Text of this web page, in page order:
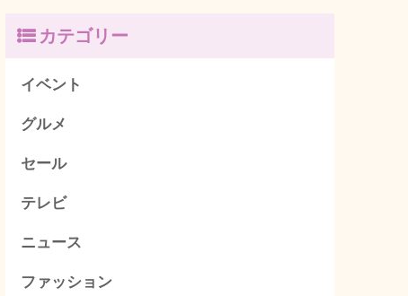
カテゴリー
イベント
グルメ
セール
テレビ
ニュース
ファッション